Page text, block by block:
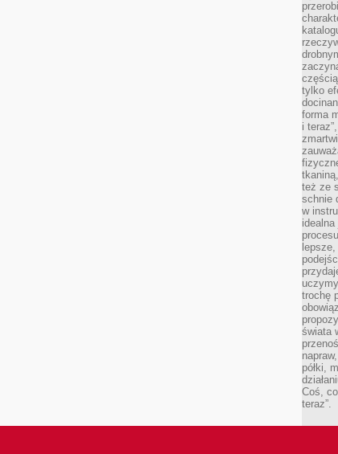
tylko
forma
i
też ze
schnie
w
trochę
świata
półki,
Coś,
teraz”.